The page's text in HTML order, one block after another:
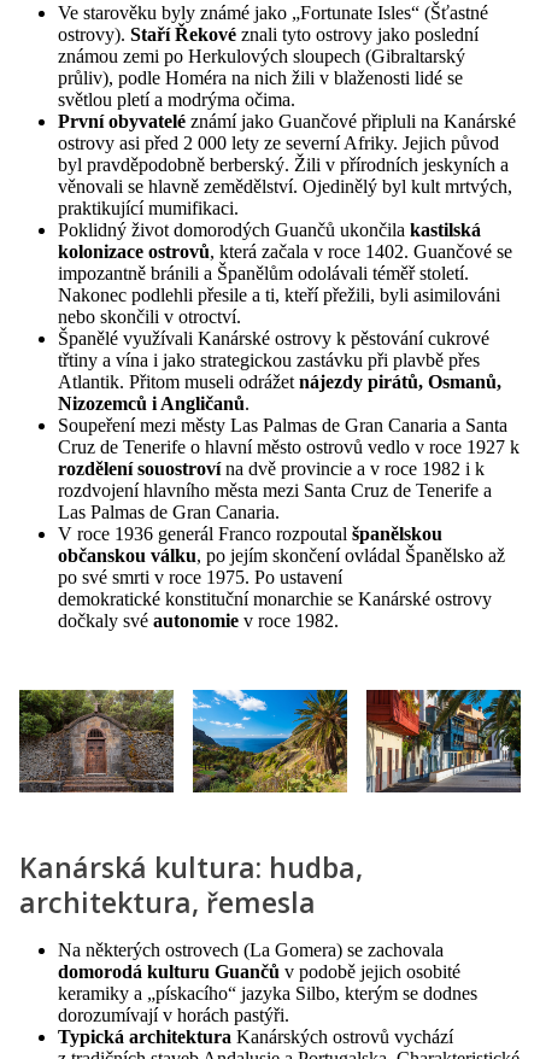
Ve starověku byly známé jako „Fortunate Isles“ (Šťastné
ostrovy). Staří Řekové znali tyto ostrovy jako poslední
známou zemi po Herkulových sloupech (Gibraltarský
průliv), podle Homéra na nich žili v blaženosti lidé se
světlou pletí a modrýma očima.
První obyvatelé známí jako Guančové připluli na Kanárské
ostrovy asi před 2 000 lety ze severní Afriky. Jejich původ
byl pravděpodobně berberský. Žili v přírodních jeskyních a
věnovali se hlavně zemědělství. Ojedinělý byl kult mrtvých,
praktikující mumifikaci.
Poklidný život domorodých Guančů ukončila kastilská
kolonizace ostrovů, která začala v roce 1402. Guančové se
impozantně bránili a Španělům odolávali téměř století.
Nakonec podlehli přesile a ti, kteří přežili, byli asimilováni
nebo skončili v otroctví.
Španělé využívali Kanárské ostrovy k pěstování cukrové
třtiny a vína i jako strategickou zastávku při plavbě přes
Atlantik. Přitom museli odrážet nájezdy pirátů, Osmanů,
Nizozemců i Angličanů.
Soupeření mezi městy Las Palmas de Gran Canaria a Santa
Cruz de Tenerife o hlavní město ostrovů vedlo v roce 1927 k
rozdělení souostrovína dvě provincie a v roce 1982 i k
rozdvojení hlavního města mezi Santa Cruz de Tenerife a
Las Palmas de Gran Canaria.
V roce 1936 generál Franco rozpoutal španělskou
občanskou válku, po jejím skončení ovládal Španělsko až
po své smrti v roce 1975. Po ustavení
demokratické konstituční monarchie se Kanárské ostrovy
dočkaly své autonomie v roce 1982.
Kanárská kultura: hudba,
architektura, řemesla
Na některých ostrovech (La Gomera) se zachovala
domorodá kulturu Guančů v podobě jejich osobité
keramiky a „pískacího“ jazyka Silbo, kterým se dodnes
dorozumívají v horách pastýři.
Typická architektura Kanárských ostrovů vychází